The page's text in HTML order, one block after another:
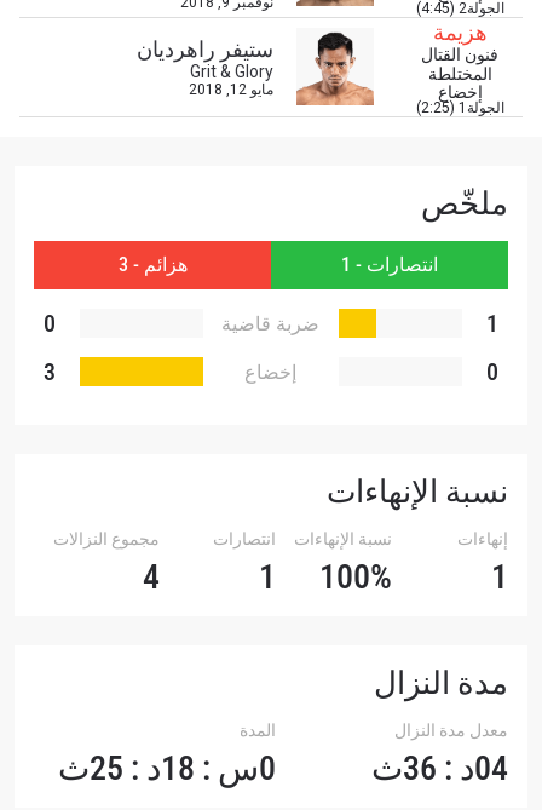
الجولة2 (4:45)
هزيمة
فنون القتال
المختلطة
إخضاع
الجولة1 (2:25)
ستيفر راهرديان
Grit & Glory
مايو 12, 2018
ملخّص
انتصارات - 1 هزائم - 3
1 ضربة قاضية
0
0
إخضاع 3
نسبة الإنهاءات
إنهاءات
1
نسبة الإنهاءات
100%
انتصارات
1
مجموع النزالات
4
مدة النزال
معدل مدة النزال
04د : 36ث
المدة
0س : 18د : 25ث
شاهد أبرز اللقطات
إشترك
بإرسال هذا النموذج، فإنك توافق على جمعنا لمعلوماتك